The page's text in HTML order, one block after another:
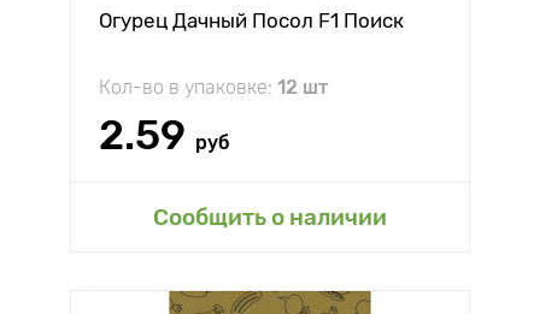
Огурец Дачный Посол F1 Поиск
Кол-во в упаковке: 12 шт
2.59 руб
Сообщить о наличии